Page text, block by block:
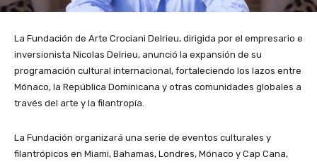
La Fundación de Arte Crociani Delrieu, dirigida por el empresario e
inversionista Nicolas Delrieu, anunció la expansión de su
programación cultural internacional, fortaleciendo los lazos entre
Mónaco, la República Dominicana y otras comunidades globales a
través del arte y la filantropía.
La Fundación organizará una serie de eventos culturales y
filantrópicos en Miami, Bahamas, Londres, Mónaco y Cap Cana,